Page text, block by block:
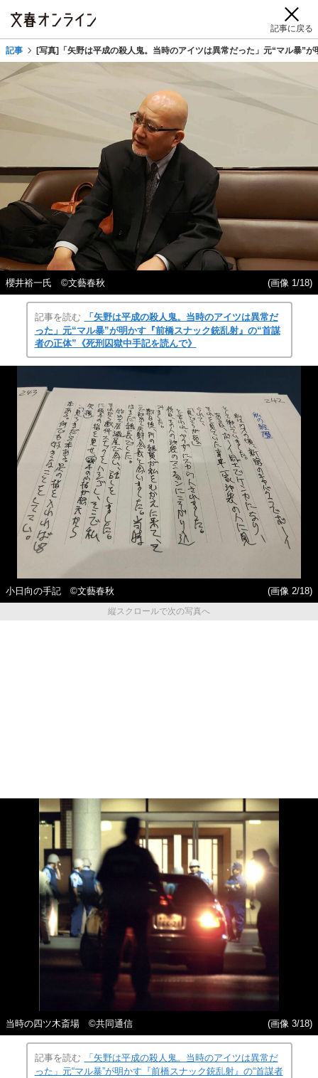
記事に戻る
記事 [写真]「矢野は平成の殺人鬼。当時のアイツは異常だった」元“マル暴”
櫻井裕一氏 ©文藝春秋 (画像 1/18)
記事を読む
「矢野は平成の殺人鬼。当時のアイツは異常だ
った」元“マル暴”が明かす『前橋スナック銃乱射』の“首謀
者の正体”《死刑囚獄中手記を読んで》
小日向の手記 ©️文藝春秋
(画像 2/18)
縦スクロールで次の写真へ
当時の四ツ木斎場 ©共同通信 (画像 3/18)
記事を読む
「矢野は平成の殺人鬼。当時のアイツは異常だ
った」元“マル暴”が明かす『前橋スナック銃乱射』の“首謀者